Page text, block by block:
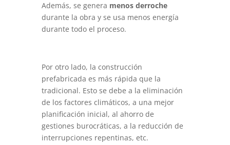
Además, se genera menos derroche
durante la obra y se usa menos energía
durante todo el proceso.
Por otro lado, la construcción
prefabricada es más rápida que la
tradicional. Esto se debe a la eliminación
de los factores climáticos, a una mejor
planificación inicial, al ahorro de
gestiones burocráticas, a la reducción de
interrupciones repentinas, etc.